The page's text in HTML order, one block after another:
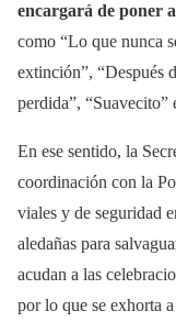
encargará de poner
como “Lo que nunca
extinción”, “Después
perdida”, “Suavecito”
En ese sentido, la
coordinación con la
viales y de seguridad
aledañas para
acudan a las
por lo que se exhorta